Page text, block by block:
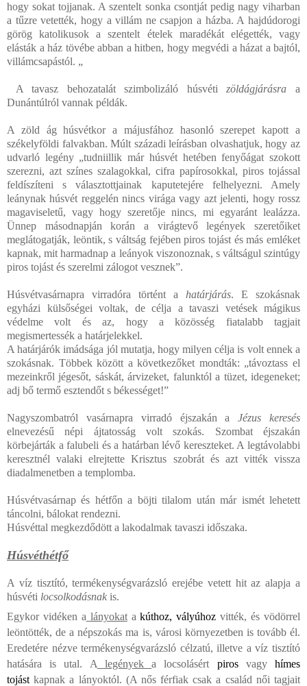
hogy sokat tojjanak. A szentelt sonka csontját pedig nagy viharban
a tűzre vetették, hogy a villám ne csapjon a házba. A hajdúdorogi
görög katolikusok a szentelt ételek maradékát elégették, vagy
elásták a ház tövébe abban a hitben, hogy megvédi a házat a bajtól,
villámcsapástól. „
A tavasz behozatalát szimbolizáló húsvétizöldágjárásra a
Dunántúlról vannak példák.
A zöld ág húsvétkor a májusfához hasonló szerepet kapott a
székelyföldi falvakban. Múlt századi leírásban olvashatjuk, hogy az
udvarló legény „tudniillik már húsvét hetében fenyőágat szokott
szerezni, azt színes szalagokkal, cifra papírosokkal, piros tojással
feldíszíteni s választottjainak kaputetejére felhelyezni. Amely
leánynak húsvét reggelén nincs virága vagy azt jelenti, hogy rossz
magaviseletű, vagy hogy szeretője nincs, mi egyaránt lealázza.
Ünnep másodnapján korán a virágtevő legények szeretőiket
meglátogatják, leöntik, s váltság fejében piros tojást és más emléket
kapnak, mit harmadnap a leányok viszonoznak, s váltságul szintúgy
piros tojást és szerelmi zálogot vesznek”.
Húsvétvasárnapra virradóra történt a határjárás. E szokásnak
egyházi külsőségei voltak, de célja a tavaszi vetések mágikus
védelme volt és az, hogy a közösség fiatalabb tagjait
megismertessék a határjelekkel.
A határjárók imádsága jól mutatja, hogy milyen célja is volt ennek a
szokásnak. Többek között a következőket mondták: „távoztass el
mezeinkről jégesőt, sáskát, árvizeket, falunktól a tüzet, idegeneket;
adj bő termő esztendőt s békességet!”
Nagyszombatról vasárnapra virradó éjszakán aJézus keresés
elnevezésű népi ájtatosság volt szokás. Szombat éjszakán
körbejárták a falubeli és a határban lévő kereszteket. A legtávolabbi
keresztnél valaki elrejtette Krisztus szobrát és azt vitték vissza
diadalmenetben a templomba.
Húsvétvasárnap és hétfőn a böjti tilalom után már ismét lehetett
táncolni, bálokat rendezni.
Húsvéttal megkezdődött a lakodalmak tavaszi időszaka.
Húsvéthétfő
A víz tisztító, termékenységvarázsló erejébe vetett hit az alapja a
húsvéti locsolkodásnak is.
Egykor vidéken a lányokatakúthoz,vályúhoz vitték, és vödörrel
leöntötték, de a népszokás ma is, városi környezetben is tovább él.
Eredetére nézve termékenységvarázsló célzatú, illetve a víz tisztító
hatására is utal. A legényeka locsolásért pirosvagyhímes
tojást kapnak a lányoktól. (A nős férfiak csak a család női tagjait